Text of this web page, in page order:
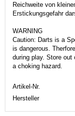
Reichweite von
Erstickungsgefahr
WARNING
Caution: Darts is a
is dangerous.
during play. Store
a choking hazard.
Artikel-Nr.
Hersteller